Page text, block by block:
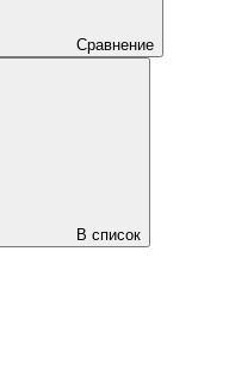
Сравнение
В список